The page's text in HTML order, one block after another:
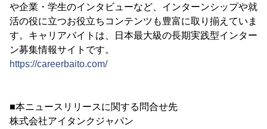
や企業・学生のインタビューなど、インターンシップや就
活の役に立つお役立ちコンテンツも豊富に取り揃えていま
す。キャリアバイトは、日本最大級の長期実践型インター
ン募集情報サイトです。
https://careerbaito.com/
■本ニュースリリースに関する問合せ先
株式会社アイタンクジャパン